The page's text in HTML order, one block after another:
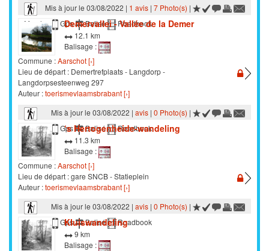
Mis à jour le 03/08/2022 | 1 avis| 7 Photo(s) |
Marche
Gps Balisé Roadbook
Demervallei - Vallée de la Demer
12.1 km
Balisage :
Commune :Aarschot [›]
Lieu de départ : Demertrefplaats - Langdorp -
Langdorpsesteenweg 297
Auteur :toerismevlaamsbrabant [›]
Mis à jour le 03/08/2022 | avis| 0 Photo(s) |
Marche
Gps Balisé Roadbook
‘s Hertogenheide-wandeling
11.3 km
Balisage :
Commune :Aarschot [›]
Lieu de départ : gare SNCB - Statieplein
Auteur :toerismevlaamsbrabant [›]
Mis à jour le 03/08/2022 | avis| 0 Photo(s) |
Marche
Gps Balisé Roadbook
Kluiswandeling
9 km
Balisage :